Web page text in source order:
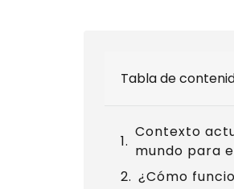
Tabla de
Contexto
mundo para
¿Cómo